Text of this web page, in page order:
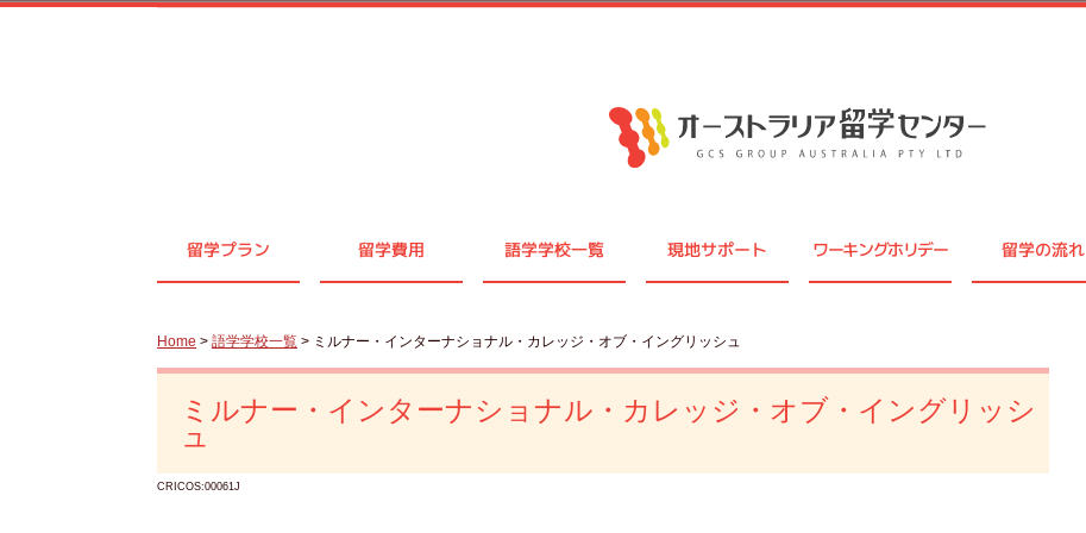
留学プラン 留学費用 語学学校一覧 現地サポート ワーキングホリデー 留学の流れ
Home > 語学学校一覧 > ミルナー・インターナショナル・カレッジ・オブ・イングリッシュ
ミルナー・インターナショナル・カレッジ・オブ・イングリッシ
ュ
CRICOS:00061J